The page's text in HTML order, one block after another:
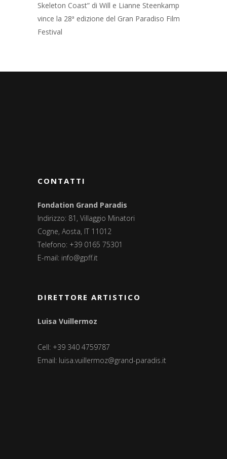
Skeleton Coast” di Will e Lianne Steenkamp
vince la 28ª edizione del Gran Paradiso Film
Festival
CONTATTI
Fondation Grand Paradis
Indirizzo: 81, Villaggio Minatori
Cogne, Aosta, IT 11012
Telefono: +39 0165 75301
E-mail: info@gpff.it
DIRETTORE ARTISTICO
Luisa Vuillermoz
Cell: +39 340 4759787
Email: luisa.vuillermoz@grand-paradis.it